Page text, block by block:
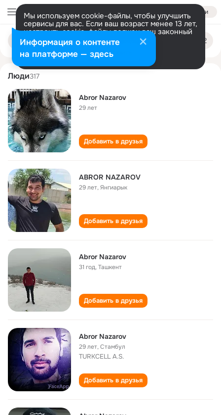
Войти
Мы используем cookie-файлы, чтобы улучшить
сервисы для вас. Если ваш возраст менее 13 лет,
настроить cookie-файлы должен ваш законный
представитель. Больше информации
Разрешить все Настроить
Поиск
людям
abror nazarov
Люди317
Abror Nazarov
29 лет
Добавить в друзья
ABROR NAZAROV
29 лет,Янгиарык
Добавить в друзья
Abror Nazarov
31 год,Ташкент
Добавить в друзья
Abror Nazarov
29 лет,Стамбул
TURKCELL A.S.
Добавить в друзья
Информация о контенте
на платформе — здесь